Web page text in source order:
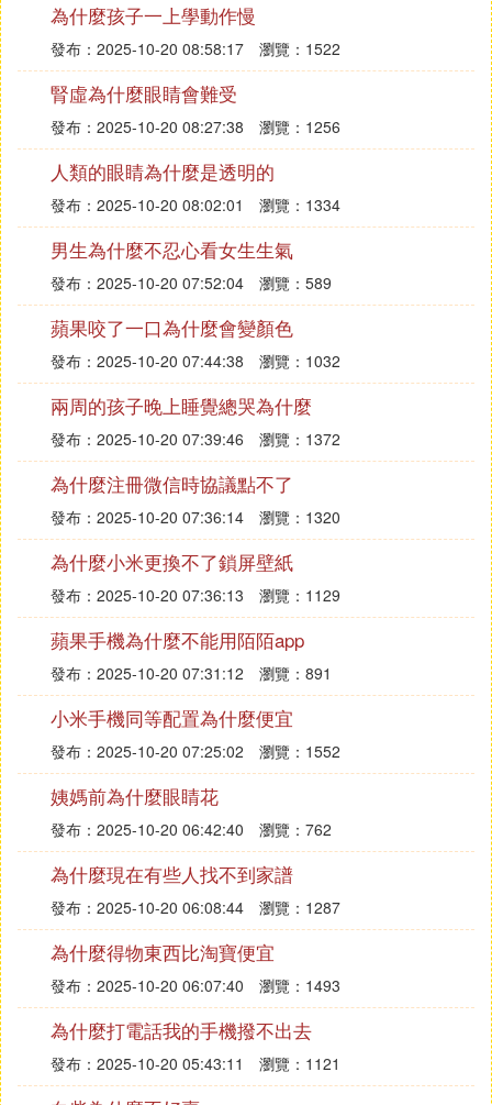
為什麼孩子一上學動作慢
發布：2025-10-20 08:58:17 瀏覽：1522
腎虛為什麼眼睛會難受
發布：2025-10-20 08:27:38 瀏覽：1256
人類的眼睛為什麼是透明的
發布：2025-10-20 08:02:01 瀏覽：1334
男生為什麼不忍心看女生生氣
發布：2025-10-20 07:52:04 瀏覽：589
蘋果咬了一口為什麼會變顏色
發布：2025-10-20 07:44:38 瀏覽：1032
兩周的孩子晚上睡覺總哭為什麼
發布：2025-10-20 07:39:46 瀏覽：1372
為什麼注冊微信時協議點不了
發布：2025-10-20 07:36:14 瀏覽：1320
為什麼小米更換不了鎖屏壁紙
發布：2025-10-20 07:36:13 瀏覽：1129
蘋果手機為什麼不能用陌陌app
發布：2025-10-20 07:31:12 瀏覽：891
小米手機同等配置為什麼便宜
發布：2025-10-20 07:25:02 瀏覽：1552
姨媽前為什麼眼睛花
發布：2025-10-20 06:42:40 瀏覽：762
為什麼現在有些人找不到家譜
發布：2025-10-20 06:08:44 瀏覽：1287
為什麼得物東西比淘寶便宜
發布：2025-10-20 06:07:40 瀏覽：1493
為什麼打電話我的手機撥不出去
發布：2025-10-20 05:43:11 瀏覽：1121